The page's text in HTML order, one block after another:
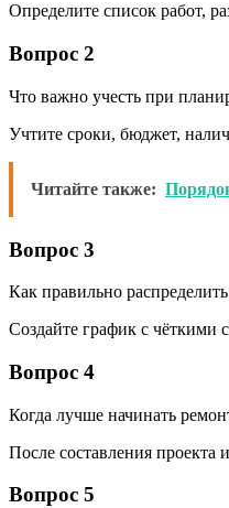
Определите список работ,
Вопрос 2
Что важно учесть при
Учтите сроки, бюджет,
Читайте также:
Вопрос 3
Как правильно
Создайте график с чёткими
Вопрос 4
Когда лучше начинать
После составления проекта
Вопрос 5